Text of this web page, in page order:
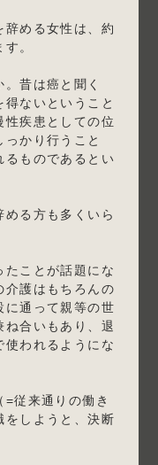
辞める女性は、約
。
昔は癌と聞く
ないということ
性疾患としての位
かり行うこと
るものであるとい
める方も多くいら
たことが話題にな
介護はもちろんの
に通って親等の世
ね合いもあり、退
使われるようにな
従来通りの働き
をしようと、決断